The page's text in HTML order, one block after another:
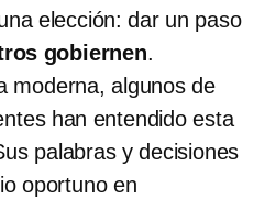
elección: dar un paso
gobiernen.
moderna, algunos de
han entendido esta
palabras y decisiones
oportuno en